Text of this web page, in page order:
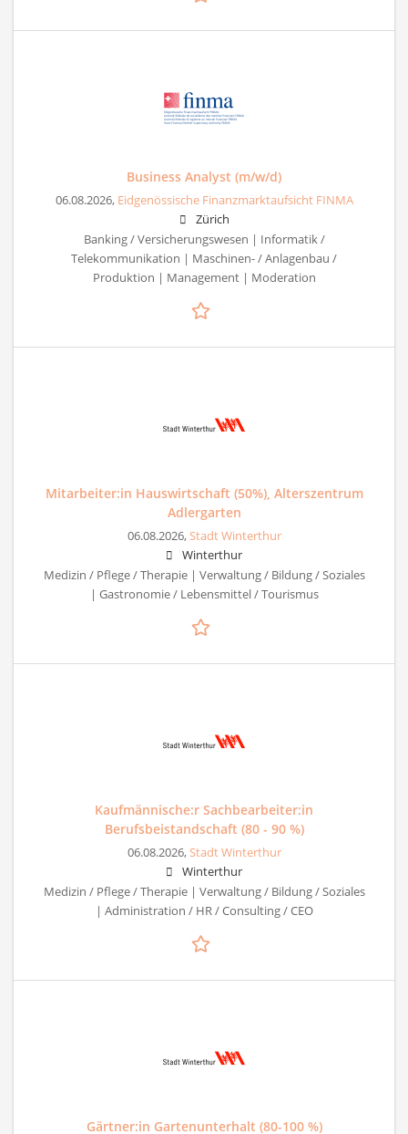
Business Analyst (m/w/d)
06.08.2026, Eidgenössische Finanzmarktaufsicht FINMA
Zürich
Banking / Versicherungswesen | Informatik /
Telekommunikation | Maschinen- / Anlagenbau /
Produktion | Management | Moderation
Mitarbeiter:in Hauswirtschaft (50%), Alterszentrum
Adlergarten
06.08.2026,Stadt Winterthur
Winterthur
Medizin / Pflege / Therapie | Verwaltung / Bildung / Soziales
| Gastronomie / Lebensmittel / Tourismus
Kaufmännische:r Sachbearbeiter:in
Berufsbeistandschaft (80 - 90 %)
06.08.2026,Stadt Winterthur
Winterthur
Medizin / Pflege / Therapie | Verwaltung / Bildung / Soziales
| Administration / HR / Consulting / CEO
Gärtner:in Gartenunterhalt (80-100 %)